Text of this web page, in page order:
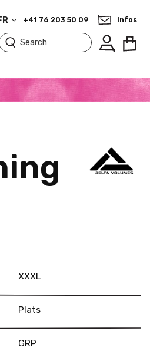
+41 76 203 50 09 Infos
XXXL
Plats
GRP